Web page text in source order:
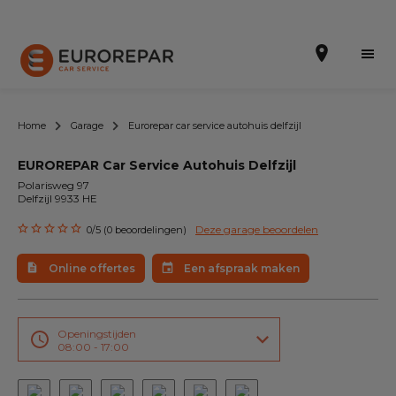
Een afspraak maken
Online offertes
EUREPAR Pech Service
Onze occasions
Over ons
Home Garage Eurorepar car service autohuis delfzijl
EUROREPAR Car Service Autohuis Delfzijl
Polarisweg 97
Delfzijl 9933 HE
0/5 (0 beoordelingen) Deze garage beoordelen
Online offertes Een afspraak maken
Openingstijden
08:00 - 17:00